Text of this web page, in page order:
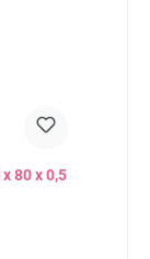
80 x 0,5